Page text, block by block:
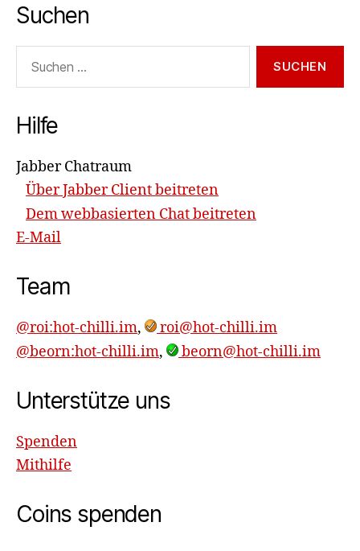
Suchen
nach:
Hilfe
Jabber Chatraum
Über Jabber Client beitreten
Dem webbasierten Chat beitreten
E-Mail
Team
@roi:hot-chilli.im,
roi@hot-chilli.im
@beorn:hot-chilli.im, beorn@hot-chilli.im
Unterstütze uns
Spenden
Mithilfe
Coins spenden